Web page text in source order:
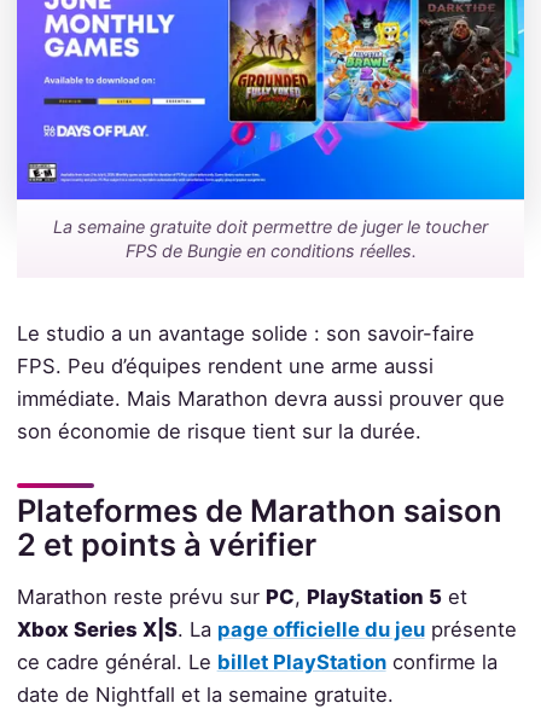
La semaine gratuite doit permettre de juger le toucher
FPS de Bungie en conditions réelles.
Le studio a un avantage solide : son savoir-faire
FPS. Peu d’équipes rendent une arme aussi
immédiate. Mais Marathon devra aussi prouver que
son économie de risque tient sur la durée.
Plateformes de Marathon saison
2 et points à vérifier
Marathon reste prévu sur PC, PlayStation 5et
Xbox Series X|S. La page officielle du jeuprésente
ce cadre général. Le billet PlayStationconfirme la
date de Nightfall et la semaine gratuite.